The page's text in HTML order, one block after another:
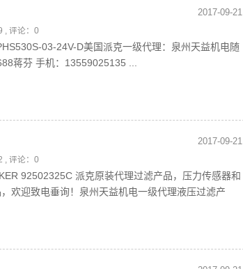
2017-09-21
, 评论：0
03-24V-D美国派克一级代理：泉州天益机电随
蒋芬 手机：13559025135 ...
2017-09-21
, 评论：0
92502325C 派克原装代理过滤产品，压力传感器和
欢迎致电垂询！泉州天益机电一级代理液压过滤产